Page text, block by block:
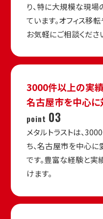
り、特に大規模な現
ています。オフィス移
お気軽にご相談くださ
3000件以上の実績
名古屋市を中心に
point 03
メタルトラストは、
ち、名古屋市を中心
です。豊富な経験と
けます。